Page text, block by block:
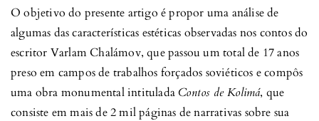
O objetivo do presente artigo é propor uma análise de
algumas das características estéticas observadas nos contos do
escritor Varlam Chalámov, que passou um total de 17 anos
preso em campos de trabalhos forçados soviéticos e compôs
uma obra monumental intitulada Contos de Kolimá, que
consiste em mais de 2 mil páginas de narrativas sobre sua